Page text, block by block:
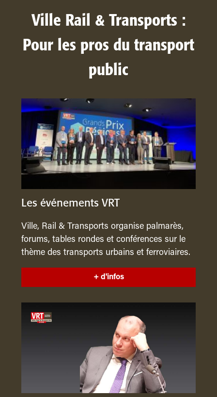
Ville Rail & Transports :
Pour les pros du transport
public
Les événements VRT
Ville, Rail & Transports organise palmarès,
forums, tables rondes et conférences sur le
thème des transports urbains et ferroviaires.
+ d'infos